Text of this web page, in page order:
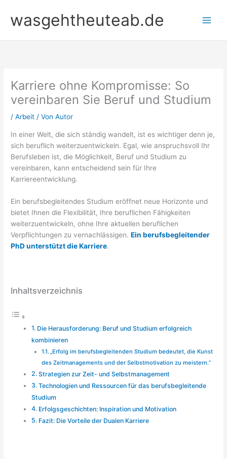
Inhalt
springen
wasgehtheuteab.de
Karriere ohne Kompromisse: So
vereinbaren Sie Beruf und Studium
/Arbeit / VonAutor
In einer Welt, die sich ständig wandelt, ist es wichtiger denn je,
sich beruflich weiterzuentwickeln. Egal, wie anspruchsvoll Ihr
Berufsleben ist, die Möglichkeit, Beruf und Studium zu
vereinbaren, kann entscheidend sein für Ihre
Karriereentwicklung.
Ein berufsbegleitendes Studium eröffnet neue Horizonte und
bietet Ihnen die Flexibilität, Ihre beruflichen Fähigkeiten
weiterzuentwickeln, ohne Ihre aktuellen beruflichen
Verpflichtungen zu vernachlässigen.Ein berufsbegleitender
PhD unterstützt die Karriere.
Inhaltsverzeichnis
Die Herausforderung: Beruf und Studium erfolgreich
kombinieren
„Erfolg im berufsbegleitenden Studium bedeutet, die Kunst
des Zeitmanagements und der Selbstmotivation zu meistern.“
Strategien zur Zeit- und Selbstmanagement
Technologien und Ressourcen für das berufsbegleitende
Studium
Erfolgsgeschichten: Inspiration und Motivation
Fazit: Die Vorteile der Dualen Karriere